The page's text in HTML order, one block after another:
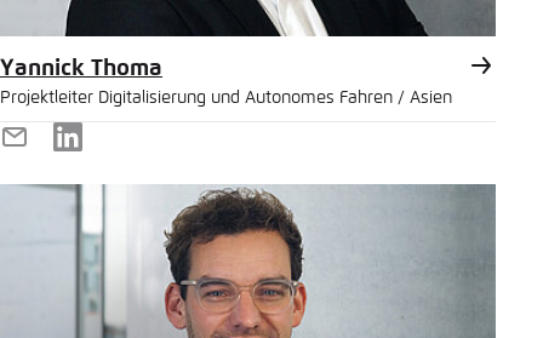
Yannick Thoma
Projektleiter Digitalisierung und Autonomes Fahren / Asien
E-
Mail
LinkedIn